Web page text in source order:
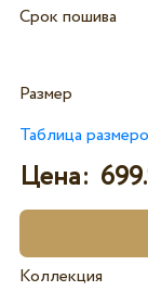
Срок пошива
Размер
Таблица
Цена: 699.
Коллекция